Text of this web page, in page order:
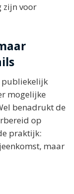
zijn voor
publiekelijk
mogelijke
benadrukt de
op
praktijk:
maar